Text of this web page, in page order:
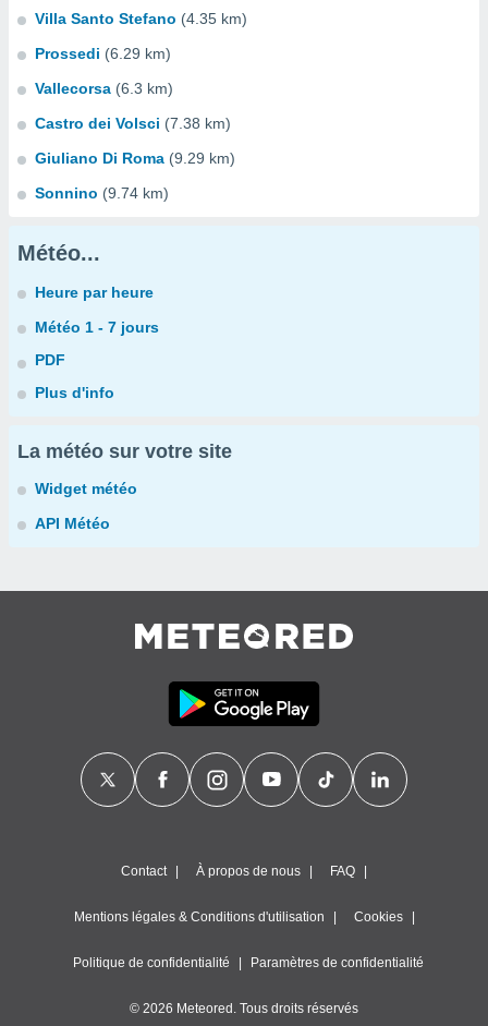
Villa Santo Stefano (4.35 km)
Prossedi (6.29 km)
Vallecorsa (6.3 km)
Castro dei Volsci (7.38 km)
Giuliano Di Roma (9.29 km)
Sonnino (9.74 km)
Météo...
Heure par heure
Météo 1 - 7 jours
PDF
Plus d'info
La météo sur votre site
Widget météo
API Météo
Contact À propos de nous FAQ
Mentions légales & Conditions d'utilisation Cookies
Politique de confidentialité Paramètres de confidentialité
© 2026 Meteored. Tous droits réservés